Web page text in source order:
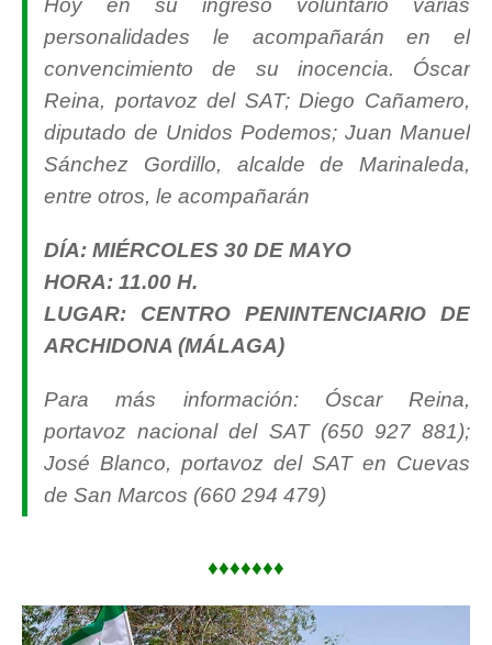
Hoy en su ingreso voluntario varias
personalidades le acompañarán en el
convencimiento de su inocencia. Óscar
Reina, portavoz del SAT; Diego Cañamero,
diputado de Unidos Podemos; Juan Manuel
Sánchez Gordillo, alcalde de Marinaleda,
entre otros, le acompañarán
DÍA: MIÉRCOLES 30 DE MAYO
HORA: 11.00 H.
LUGAR: CENTRO PENINTENCIARIO DE
ARCHIDONA (MÁLAGA)
Para más información: Óscar Reina,
portavoz nacional del SAT (650 927 881);
José Blanco, portavoz del SAT en Cuevas
de San Marcos (660 294 479)
♦♦♦♦♦♦♦